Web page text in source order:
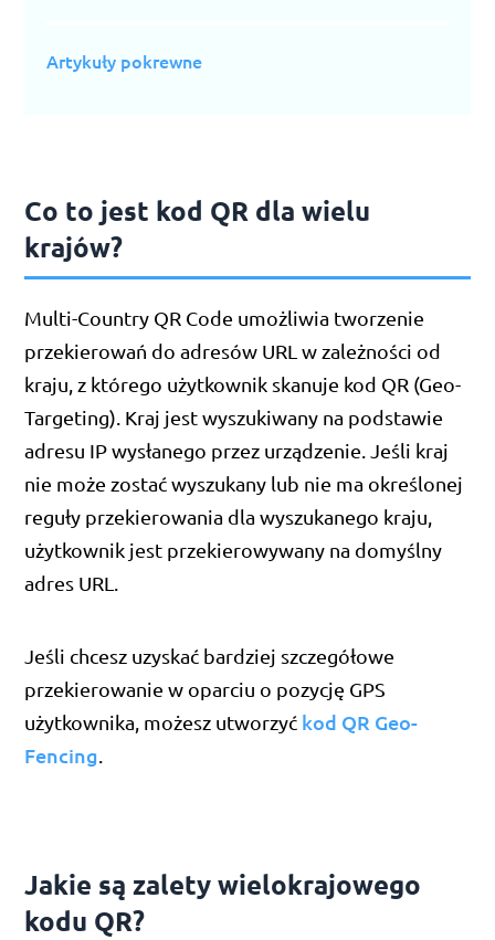
Artykuły pokrewne
Co to jest kod QR dla wielu
krajów?
Multi-Country QR Code umożliwia tworzenie
przekierowań do adresów URL w zależności od
kraju, z którego użytkownik skanuje kod QR (Geo-
Targeting). Kraj jest wyszukiwany na podstawie
adresu IP wysłanego przez urządzenie. Jeśli kraj
nie może zostać wyszukany lub nie ma określonej
reguły przekierowania dla wyszukanego kraju,
użytkownik jest przekierowywany na domyślny
adres URL.
Jeśli chcesz uzyskać bardziej szczegółowe
przekierowanie w oparciu o pozycję GPS
użytkownika, możesz utworzyć kod QR Geo-
Fencing
Jakie są zalety wielokrajowego
kodu QR?